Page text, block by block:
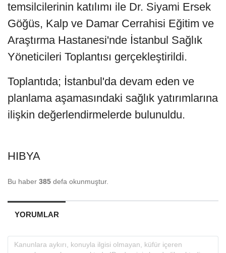
temsilcilerinin katılımı ile Dr. Siyami Ersek
Göğüs, Kalp ve Damar Cerrahisi Eğitim ve
Araştırma Hastanesi'nde İstanbul Sağlık
Yöneticileri Toplantısı gerçekleştirildi.
Toplantıda; İstanbul'da devam eden ve
planlama aşamasındaki sağlık yatırımlarına
ilişkin değerlendirmelerde bulunuldu.
HIBYA
Bu haber 385 defa okunmuştur.
YORUMLAR